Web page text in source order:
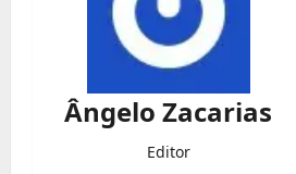
Ângelo Zacarias
Editor